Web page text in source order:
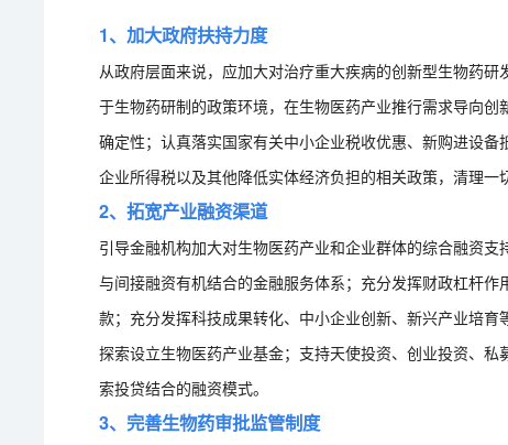
1、加大政府扶持力度
从政府层面来说，应加大对治疗重大疾病的创新型生物药
于生物药研制的政策环境，在生物医药产业推行需求导向
确定性；认真落实国家有关中小企业税收优惠、新购进设
企业所得税以及其他降低实体经济负担的相关政策，清理一
2、拓宽产业融资渠道
引导金融机构加大对生物医药产业和企业群体的综合融资
与间接融资有机结合的金融服务体系；充分发挥财政杠杆
款；充分发挥科技成果转化、中小企业创新、新兴产业培育
探索设立生物医药产业基金；支持天使投资、创业投资、
索投贷结合的融资模式。
3、完善生物药审批监管制度